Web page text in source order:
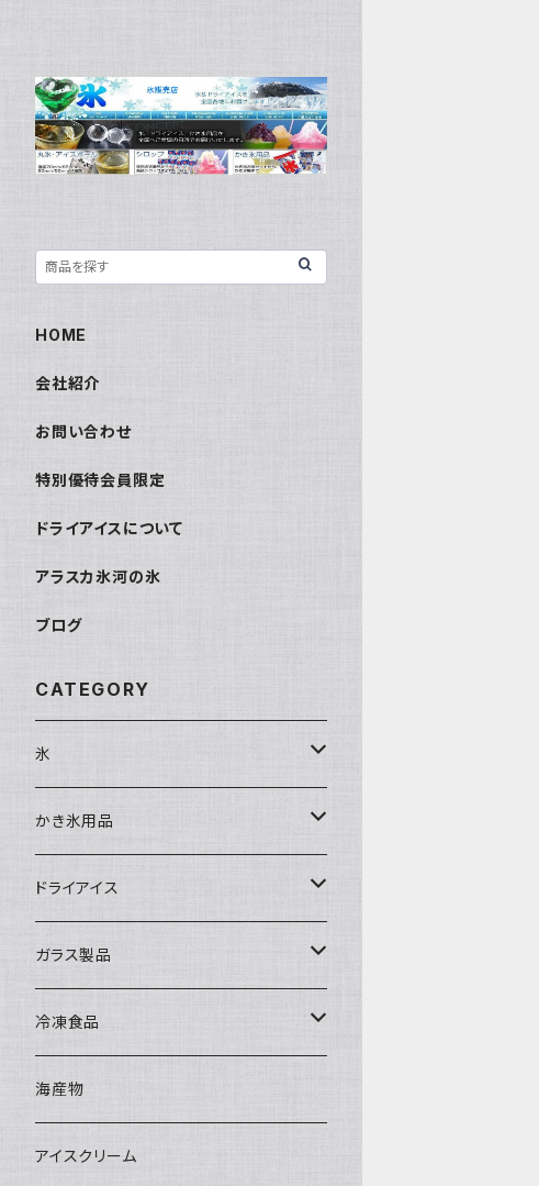
HOME
会社紹介
お問い合わせ
特別優待会員限定
ドライアイスについて
アラスカ氷河の氷
ブログ
CATEGORY
氷
富士天然水の氷
丸氷
直径70mm
直径65mm
角氷
砕氷
氷河の氷
氷アイテム
かき氷用品
かき氷シロップ
無果汁1.8Lパック
無果汁1Lパック
かき氷機・かき氷器
かき氷カップ
発泡スチロール無地-使い捨て
発泡スチロールプリント柄
かき氷スプーン・スプーンストロー
プラスチック・スプーン
コンデンスミルク・練乳・あんこ
ドライアイス
ドライアイス3ｋｇ
ドライアイス4ｋｇ
ドライアイス5ｋｇ
ドライアイス8ｋｇ
ガラス製品
オンザロック・グラス
ビール・グラス
タンブラー
冷凍食品
肉まん・あんまん
パスタ・スパゲッティ
海産物
アイスクリーム